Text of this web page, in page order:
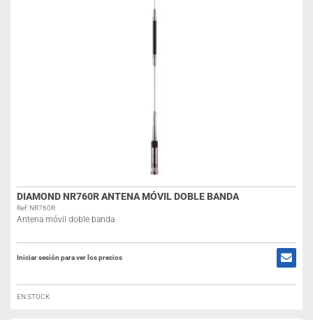
DIAMOND NR760R ANTENA MÓVIL DOBLE BANDA
Ref: NR760R
Antena móvil doble banda
Iniciar sesión para ver los precios
EN STOCK